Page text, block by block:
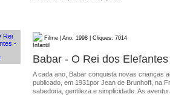
Filme | Ano: 1998 | Cliques: 7014
Infantil
Babar - O Rei dos
A cada ano, Babar conquista novas crianças
publicado, em 1931por Jean de Brunhoff, na
sabedoria, gentileza e simplicidade. As